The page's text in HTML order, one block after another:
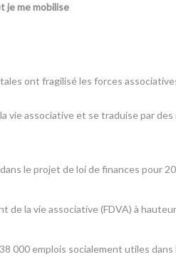
je me mobilise
ont fragilisé les forces
vie associative et se traduise par
le projet de loi de finances pour
la vie associative (FDVA) à
000 emplois socialement utiles dans